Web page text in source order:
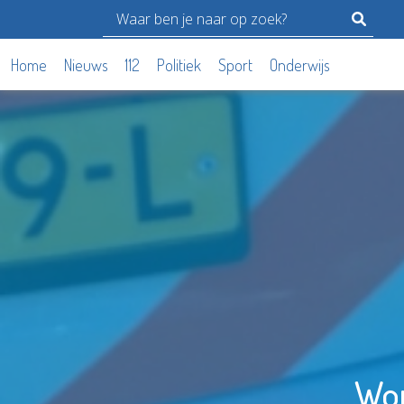
Home Nieuws 112 Politiek Sport Onderwijs